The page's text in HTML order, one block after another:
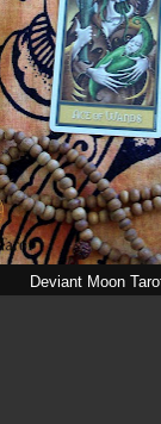
Deviant Moon